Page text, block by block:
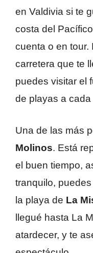
en Valdivia si te
costa del
cuenta o en tour.
carretera que te
puedes visitar el
de playas a
Una de las más
Molinos. Está
el buen tiempo,
tranquilo,
la playa de La
llegué hasta La
atardecer, y te